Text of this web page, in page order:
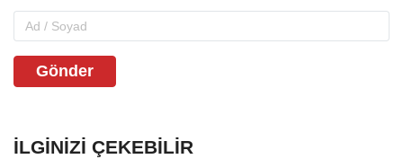
Gönder
İLGINIZI ÇEKEBILIR